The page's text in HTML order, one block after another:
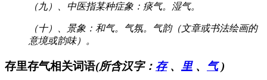
（九）、中医指某种症象：痰气。湿气。
（十）、景象：和气。气氛。气韵（文章或书法绘画的
意境或韵味）。
存里存气相关词语(所含汉字： 存、 里、 气)